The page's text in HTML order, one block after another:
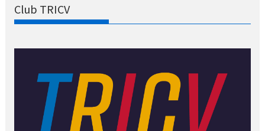
Club TRICV